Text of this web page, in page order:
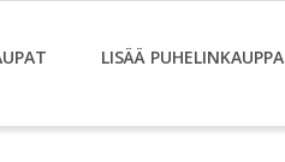
LISÄÄ PUHELINKAUPPA